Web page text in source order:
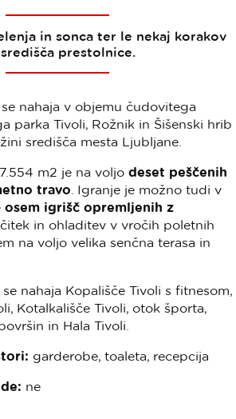
in sonca ter le nekaj korakov
prestolnice.
se nahaja v objemu čudovitega
parka Tivoli, Rožnik in Šišenski hrib
središča mesta Ljubljane.
m2 je na voljo deset peščenih
travo . Igranje je možno tudi v
osem igrišč opremljenih z
in ohladitev v vročih poletnih
na voljo velika senčna terasa in
nahaja Kopališče Tivoli s fitnesom,
Kotalkališče Tivoli, otok športa,
in Hala Tivoli.
garderobe, toaleta, recepcija
ne